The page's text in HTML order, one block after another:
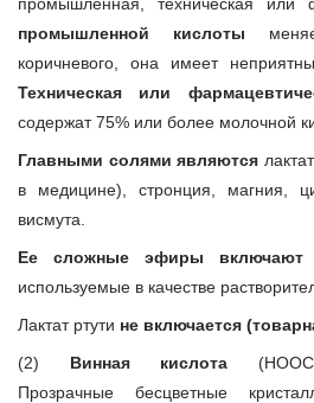
промышленной кислоты
коричневого, она имеет
Техническая или
содержат 75% или более молочной
Главными солями являются
в медицине), стронция, магния,
висмута.
Ее сложные эфиры включают
используемые в качестве
Лактат ртути не включается
(2) Винная кислота
Прозрачные бесцветные